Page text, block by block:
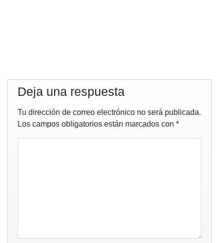
Deja una respuesta
Tu dirección de correo electrónico no será publicada.
Los campos obligatorios están marcados con *